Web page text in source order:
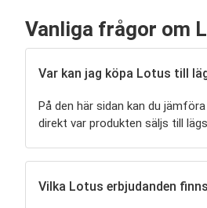
Vanliga frågor om
Var kan jag köpa Lotus till
På den här sidan kan du
direkt var produkten säljs till
Vilka Lotus erbjudanden